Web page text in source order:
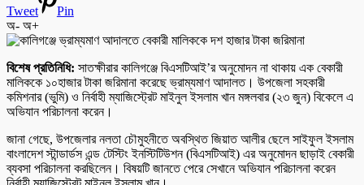
Tweet
Pin
অ- অ+
বিশেষ প্রতিনিধি: সাতক্ষীরার কালিগঞ্জে বিএসটিআই’র অনুমোদন না থাকায় এক বেকারী
মালিককে ১০হাজার টাকা জরিমানা করেছে ভ্রাম্যমাণ আদালত। উপজেলা সহকারী
কমিশনার (ভুমি) ও নির্বাহী ম্যাজিস্ট্রেট মাইনুল ইসলাম খান মঙ্গলবার (২৩ জুন) বিকেলে এ
অভিযান পরিচালনা করেন।
জানা গেছে, উপজেলার নলতা চৌমুহনীতে অবস্থিত জিয়াত আলীর ছেলে সাইফুল ইসলাম
বাংলাদেশ স্টান্ডার্ডস এন্ড টেস্টিং ইনস্টিটিউশন (বিএসটিআই) এর অনুমোদন ছাড়াই বেকারী
ব্যবসা পরিচালনা করছিলেন। বিষয়টি জানতে পেরে সেখানে অভিযান পরিচালনা করেন